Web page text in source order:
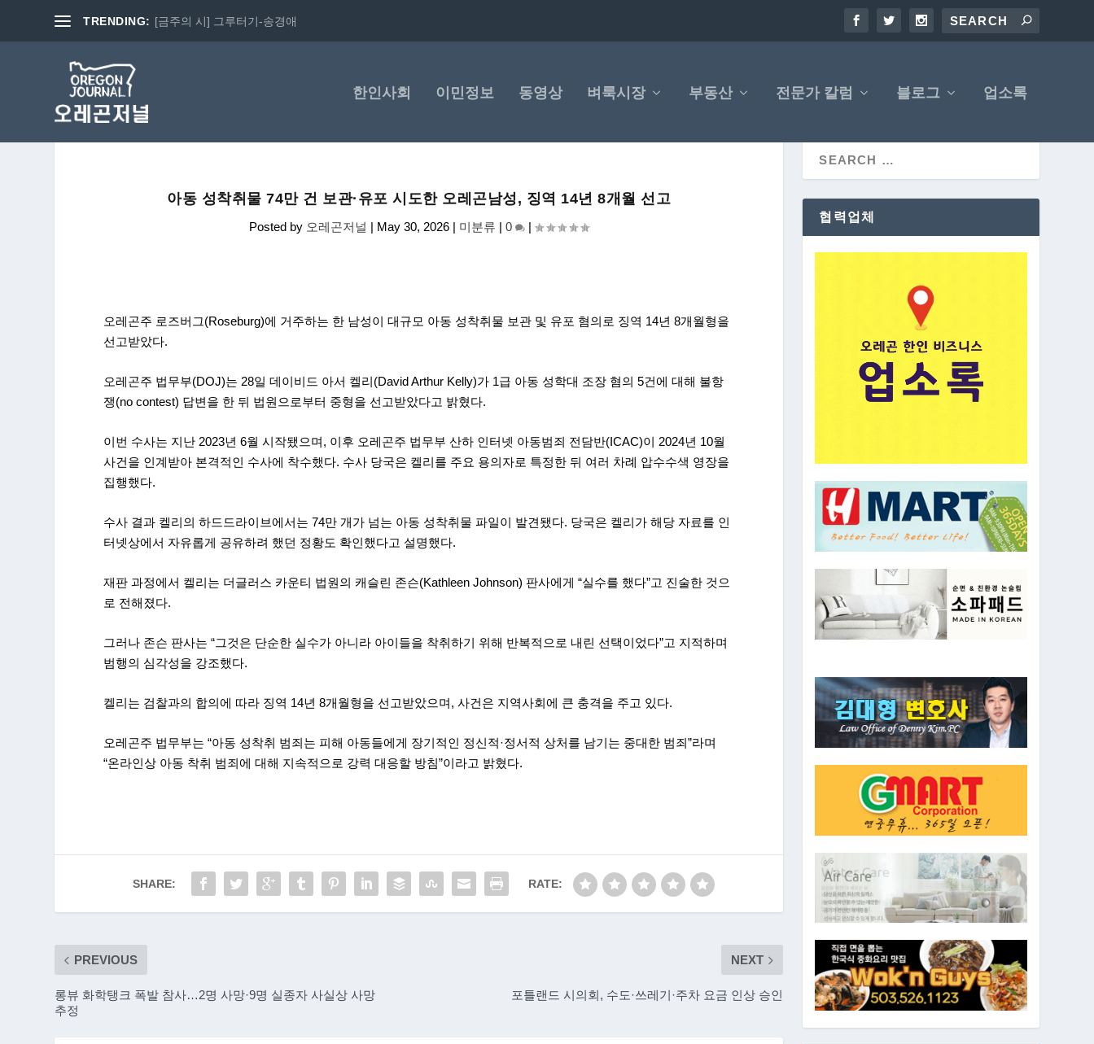
TRENDING: [금주의 시] 그루터기-송경애
한인사회 이민정보 동영상 벼룩시장 부동산 전문가 칼럼 블로그 업소록
아동 성착취물 74만 건 보관·유포 시도한 오레곤남성, 징역 14년 8개월 선고
Posted by 오레곤저널 | May 30, 2026 | 미분류 |0 |
오레곤주 로즈버그(Roseburg)에 거주하는 한 남성이 대규모 아동 성착취물 보관 및 유포 혐의로 징역 14년 8개월형을
선고받았다.
오레곤주 법무부(DOJ)는 28일 데이비드 아서 켈리(David Arthur Kelly)가 1급 아동 성학대 조장 혐의 5건에 대해 불항
쟁(no contest) 답변을 한 뒤 법원으로부터 중형을 선고받았다고 밝혔다.
이번 수사는 지난 2023년 6월 시작됐으며, 이후 오레곤주 법무부 산하 인터넷 아동범죄 전담반(ICAC)이 2024년 10월
사건을 인계받아 본격적인 수사에 착수했다. 수사 당국은 켈리를 주요 용의자로 특정한 뒤 여러 차례 압수수색 영장을
집행했다.
수사 결과 켈리의 하드드라이브에서는 74만 개가 넘는 아동 성착취물 파일이 발견됐다. 당국은 켈리가 해당 자료를 인
터넷상에서 자유롭게 공유하려 했던 정황도 확인했다고 설명했다.
재판 과정에서 켈리는 더글러스 카운티 법원의 캐슬린 존슨(Kathleen Johnson) 판사에게 “실수를 했다”고 진술한 것으
로 전해졌다.
그러나 존슨 판사는 “그것은 단순한 실수가 아니라 아이들을 착취하기 위해 반복적으로 내린 선택이었다”고 지적하며
범행의 심각성을 강조했다.
켈리는 검찰과의 합의에 따라 징역 14년 8개월형을 선고받았으며, 사건은 지역사회에 큰 충격을 주고 있다.
오레곤주 법무부는 “아동 성착취 범죄는 피해 아동들에게 장기적인 정신적·정서적 상처를 남기는 중대한 범죄”라며
“온라인상 아동 착취 범죄에 대해 지속적으로 강력 대응할 방침”이라고 밝혔다.
SHARE: RATE:
PREVIOUS
롱뷰 화학탱크 폭발 참사…2명 사망·9명 실종자 사실상 사망
추정
NEXT
포틀랜드 시의회, 수도·쓰레기·주차 요금 인상 승인
협력업체